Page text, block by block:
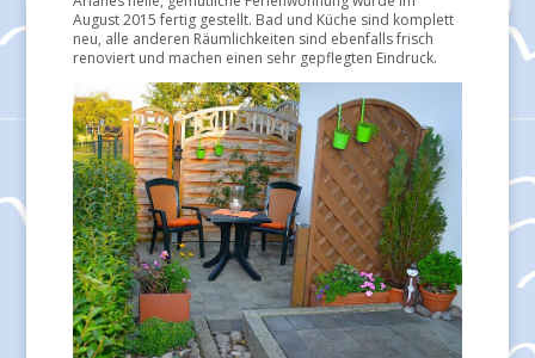
August 2015 fertig gestellt. Bad und Küche sind komplett
neu, alle anderen Räumlichkeiten sind ebenfalls frisch
renoviert und machen einen sehr gepflegten Eindruck.